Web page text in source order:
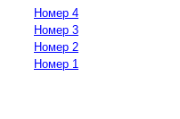
Номер 4
Номер 3
Номер 2
Номер 1